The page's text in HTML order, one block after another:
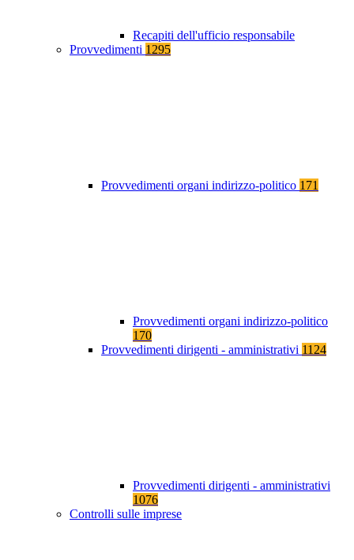
Recapiti dell'ufficio responsabile
Provvedimenti 1295
Provvedimenti organi indirizzo-politico 171
Provvedimenti organi indirizzo-politico
170
Provvedimenti dirigenti - amministrativi 1124
Provvedimenti dirigenti - amministrativi
1076
Controlli sulle imprese